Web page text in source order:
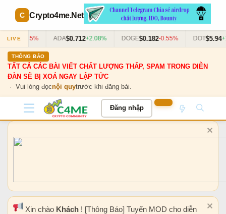
Crypto4me.Net
LIVE
-1.45% ADA$0.712+2.08% DOGE$0.182-0.55% DOT$5.94
THÔNG BÁO
TẤT CẢ CÁC BÀI VIẾT CHẤT LƯỢNG THẤP, SPAM TRONG DIỄN
ĐÀN SẼ BỊ XOÁ NGAY LẬP TỨC
· Vui lòng đọcnội quytrước khi đăng bài.
Đăng nhập
Xin chào Khách ! [Thông Báo] Tuyển MOD cho diễn